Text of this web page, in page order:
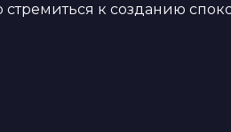
стремиться к созданию